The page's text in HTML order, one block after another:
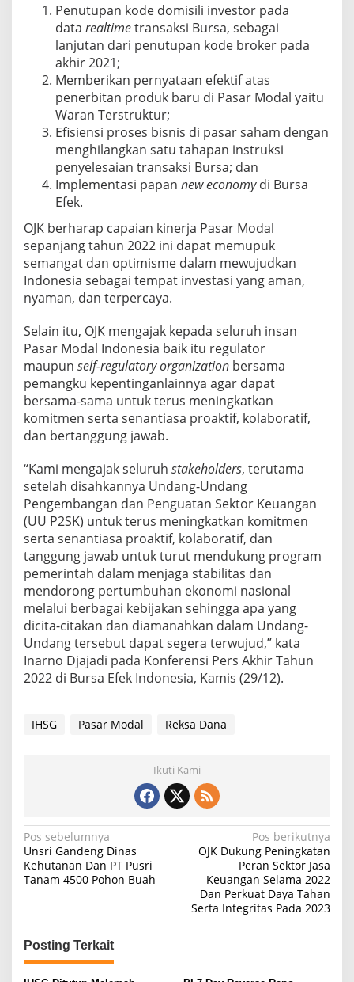
Penutupan kode domisili investor pada
data realtimetransaksi Bursa, sebagai
lanjutan dari penutupan kode broker pada
akhir 2021;
Memberikan pernyataan efektif atas
penerbitan produk baru di Pasar Modal yaitu
Waran Terstruktur;
Efisiensi proses bisnis di pasar saham dengan
menghilangkan satu tahapan instruksi
penyelesaian transaksi Bursa; dan
Implementasi papan new economydi Bursa
Efek.
OJK berharap capaian kinerja Pasar Modal
sepanjang tahun 2022 ini dapat memupuk
semangat dan optimisme dalam mewujudkan
Indonesia sebagai tempat investasi yang aman,
nyaman, dan terpercaya.
Selain itu, OJK mengajak kepada seluruh insan
Pasar Modal Indonesia baik itu regulator
maupun self-regulatory organization bersama
pemangku kepentinganlainnya agar dapat
bersama-sama untuk terus meningkatkan
komitmen serta senantiasa proaktif, kolaboratif,
dan bertanggung jawab.
“Kami mengajak seluruh stakeholders, terutama
setelah disahkannya Undang-Undang
Pengembangan dan Penguatan Sektor Keuangan
(UU P2SK) untuk terus meningkatkan komitmen
serta senantiasa proaktif, kolaboratif, dan
tanggung jawab untuk turut mendukung program
pemerintah dalam menjaga stabilitas dan
mendorong pertumbuhan ekonomi nasional
melalui berbagai kebijakan sehingga apa yang
dicita-citakan dan diamanahkan dalam Undang-
Undang tersebut dapat segera terwujud,” kata
Inarno Djajadi pada Konferensi Pers Akhir Tahun
2022 di Bursa Efek Indonesia, Kamis (29/12).
IHSG Pasar Modal Reksa Dana
Ikuti Kami
N
a
v
a
s
Pos sebelumnya
Unsri Gandeng Dinas
Kehutanan Dan PT Pusri
Tanam 4500 Pohon Buah
Pos berikutnya
OJK Dukung Peningkatan
Peran Sektor Jasa
Keuangan Selama 2022
Dan Perkuat Daya Tahan
Serta Integritas Pada 2023
Posting Terkait